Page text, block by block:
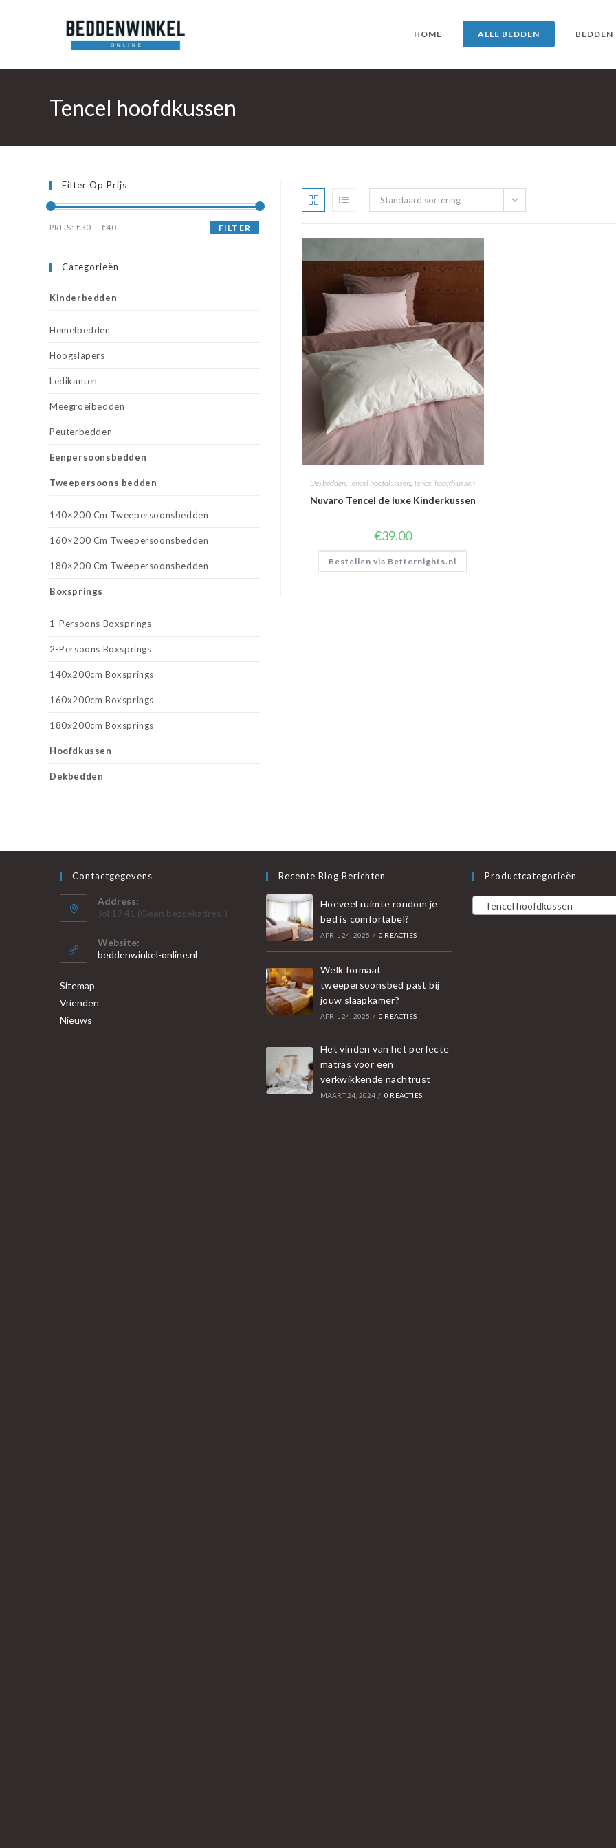
HOME ALLE BEDDEN BEDDEN
Tencel hoofdkussen
Standaard sortering
Dekbedden, Tencel hoofdkussen, Tencel hoofdkussen
Nuvaro Tencel de luxe Kinderkussen
€39.00
Bestellen via Betternights.nl
Filter Op Prijs
Min.
Max.
FILTER
PRIJS: €30 — €40
Categorieën
Kinderbedden
Hemelbedden
Hoogslapers
Ledikanten
Meegroeibedden
Peuterbedden
Eenpersoonsbedden
Tweepersoons bedden
140×200 Cm Tweepersoonsbedden
160×200 Cm Tweepersoonsbedden
180×200 Cm Tweepersoonsbedden
Boxsprings
1-Persoons Boxsprings
2-Persoons Boxsprings
140x200cm Boxsprings
160x200cm Boxsprings
180x200cm Boxsprings
Hoofdkussen
Dekbedden
Contactgegevens
Address:
Jol 17 41 (Geen bezoekadres!)
Website:
beddenwinkel-online.nl
Sitemap
Vrienden
Nieuws
Recente Blog Berichten
Hoeveel ruimte rondom je
bed is comfortabel?
APRIL 24, 2025 / 0 REACTIES
Welk formaat
tweepersoonsbed past bij
jouw slaapkamer?
APRIL 24, 2025 / 0 REACTIES
Het vinden van het perfecte
matras voor een
verkwikkende nachtrust
MAART 24, 2024 / 0 REACTIES
Productcategorieën
Tencel hoofdkussen